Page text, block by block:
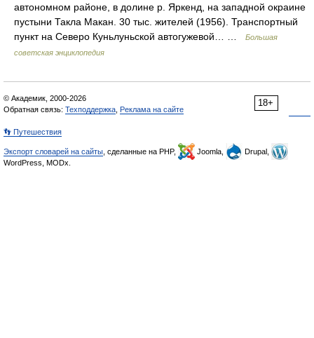
автономном районе, в долине р. Яркенд, на западной окраине
пустыни Такла Макан. 30 тыс. жителей (1956). Транспортный
пункт на Северо Куньлуньской автогужевой… …
Большая
советская энциклопедия
18+
© Академик, 2000-2026
Обратная связь: Техподдержка Реклама на сайте
👣 Путешествия
Экспорт словарей на сайты , сделанные на PHP, Joomla,
Drupal,
WordPress, MODx.